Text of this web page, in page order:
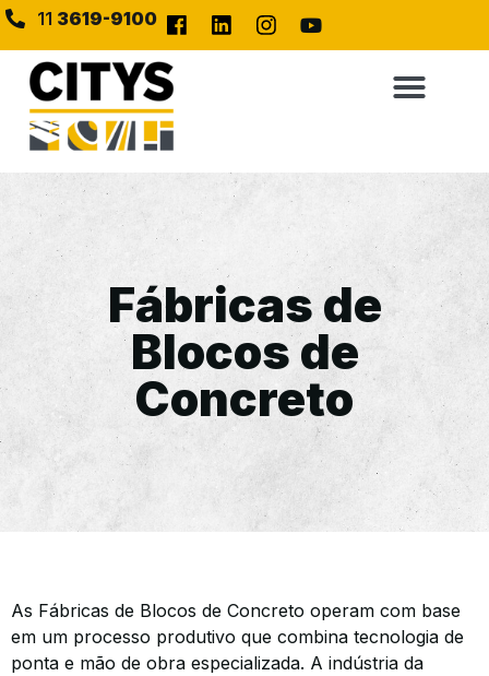
11 3619-9100
Fábricas de
Blocos de
Concreto
As Fábricas de Blocos de Concreto operam com base
em um processo produtivo que combina tecnologia de
ponta e mão de obra especializada. A indústria da